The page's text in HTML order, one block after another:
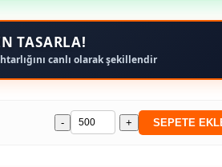
TASARLA!
canlı olarak şekillendir
- + SEPETE